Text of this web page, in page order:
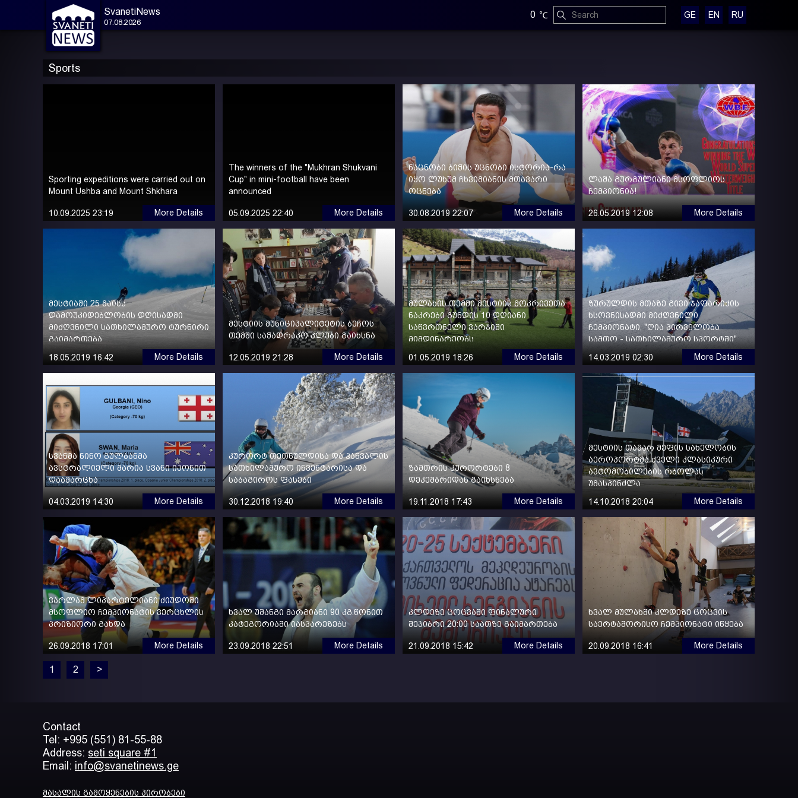
SvanetiNews
07.08.2026
0 GE EN RU
Sports
Sporting expeditions were carried out on
Mount Ushba and Mount Shkhara
10.09.2025 23:19 More Details
The winners of the "Mukhran Shukvani
Cup" in mini-football have been
announced
05.09.2025 22:40 More Details
ნაცნობი ბიჭის უცნობი ისტორია-რა
იყო ლუხუმ ჩხვიმიანის მთავარი
ოცნება
30.08.2019 22:07 More Details
ლაშა გურგულიანი მსოფლიოს
ჩემპიონია!
26.05.2019 12:08 More Details
მესტიაში 25 მაისს
დამოუკიდებლობის დღისადმი
მიძღვნილი სათხილამურო ტურნირი
გაიმართება
18.05.2019 16:42
More Details
მესტიის მუნიციპალიტეტის ბეჩოს
თემში საჭადრაკო კლუბი გაიხსნა
12.05.2019 21:28 More Details
მულახის თემში მესტიის მოკრივეთა
ნაკრები გუნდის 10 დღიანი
საწვრთნელი ვარჯიში
მიმდინარეობს
01.05.2019 18:26
More Details
ზურულდის მთაზე გივი ჯაფარიძის
ხსოვნისადმი მიძღვნილი
ჩემპიონატი, "ღია პირველობა
სამთო - სათხილამურო სპორტში"
ჩატარდა
14.03.2019 02:30 More Details
სვანმა ნინო გულბანმა
ავსტრალიელი მარია სვანი იპონით
დაამარცხა
04.03.2019 14:30 More Details
კურორტ თეთნულდისა და ჰაწვალის
სათხილამურო ინვენტარისა და
საბაგიროს ფასები
30.12.2018 19:40 More Details
ზამთრის კურორტები 8
დეკემბრიდან გაიხსნება
19.11.2018 17:43 More Details
მესტიის თამარ მეფის სახელობის
აეროპორტმა ძველი კლასიკური
ავტომობილების რბოლას
უმასპინძლა
14.10.2018 20:04
More Details
ვარლამ ლიპარტელიანი ძიუდოში
მსოფლიო ჩემპიონატის ვერცხლის
პრიზიორი გახდა
26.09.2018 17:01 More Details
ხვალ უშანგი მარგიანი 90 კგ.წონით
კატეგორიაში იასპარეზებს
23.09.2018 22:51 More Details
კლდეზე ცოცვაში ფინალური
შეჯიბრი 20:00 საათზე გაიმართება
21.09.2018 15:42 More Details
ხვალ მულახში კლდეზე ცოცვის
საერტაშორისო ჩემპიონატი იწყება
20.09.2018 16:41 More Details
1 2 >
Contact
Tel: +995 (551) 81-55-88
Address: seti square #1
Email: info@svanetinews.ge
მასალის გამოყენების პირობები